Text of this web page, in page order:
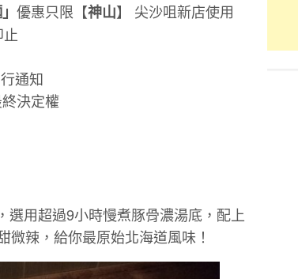
優惠只限【神山】
尖沙咀新店使用
通知
決定權
用超過9小時慢煮豚骨濃湯底，配上
辣，給你最原始北海道風味！